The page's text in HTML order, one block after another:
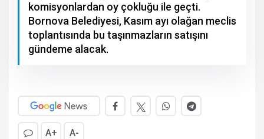
komisyonlardan oy çokluğu ile geçti.
Bornova Belediyesi, Kasım ayı olağan meclis
toplantısında bu taşınmazların satışını
gündeme alacak.
A+ A-